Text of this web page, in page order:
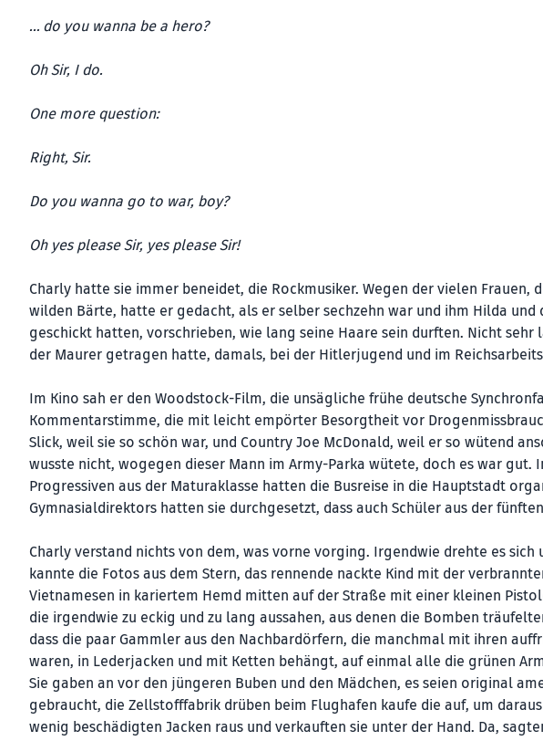
… do you wanna be a hero?
Oh Sir, I do.
One more question:
Right, Sir.
Do you wanna go to war, boy?
Oh yes please Sir, yes please Sir!
Charly hatte sie immer beneidet, die Rockmusiker. Wegen der vielen
wilden Bärte, hatte er gedacht, als er selber sechzehn war und ihm Hilda
geschickt hatten, vorschrieben, wie lang seine Haare sein durften. Nicht
der Maurer getragen hatte, damals, bei der Hitlerjugend und im
Im Kino sah er den Woodstock-Film, die unsägliche frühe deutsche
Kommentarstimme, die mit leicht empörter Besorgtheit vor
Slick, weil sie so schön war, und Country Joe McDonald, weil er so wütend
wusste nicht, wogegen dieser Mann im Army-Parka wütete, doch es war gut.
Progressiven aus der Maturaklasse hatten die Busreise in die Hauptstadt
Gymnasialdirektors hatten sie durchgesetzt, dass auch Schüler aus der
Charly verstand nichts von dem, was vorne vorging. Irgendwie drehte es sich
kannte die Fotos aus dem Stern, das rennende nackte Kind mit der
Vietnamesen in kariertem Hemd mitten auf der Straße mit einer kleinen
die irgendwie zu eckig und zu lang aussahen, aus denen die Bomben
dass die paar Gammler aus den Nachbardörfern, die manchmal mit ihren
waren, in Lederjacken und mit Ketten behängt, auf einmal alle die grünen
Sie gaben an vor den jüngeren Buben und den Mädchen, es seien original
gebraucht, die Zellstofffabrik drüben beim Flughafen kaufe die auf, um
wenig beschädigten Jacken raus und verkauften sie unter der Hand. Da,